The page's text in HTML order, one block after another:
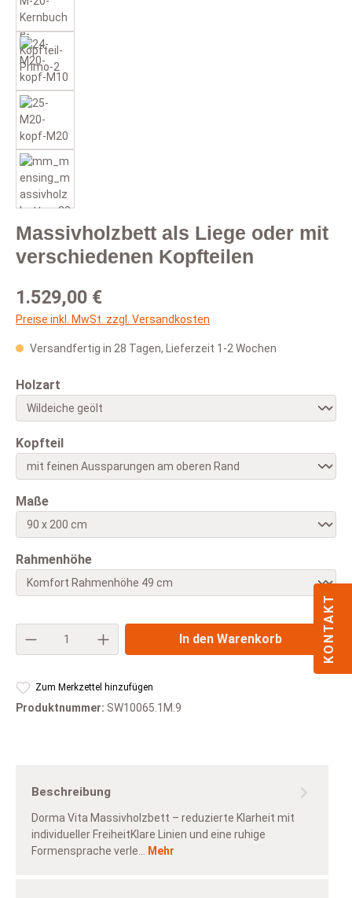
Massivholzbett als Liege oder mit
verschiedenen Kopfteilen
Regulärer Preis:
1.529,00 €
Preise inkl. MwSt. zzgl. Versandkosten
Versandfertig in 28 Tagen, Lieferzeit 1-2 Wochen
Holzart
Kopfteilauswählen
Maßeauswählen
Rahmenhöheauswählen
Produkt Anzahl: Gib den gewünschten
In den Warenkorb
Zum Merkzettel hinzufügen
Produktnummer: SW10065.1M.9
Beschreibung
Dorma Vita Massivholzbett – reduzierte Klarheit mit
individueller FreiheitKlare Linien und eine ruhige
Formensprache verle…
Mehr
KONTAKT